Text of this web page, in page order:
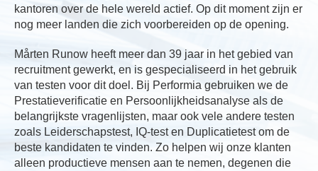
kantoren over de hele wereld actief. Op dit moment zijn er
nog meer landen die zich voorbereiden op de opening.
Mårten Runow heeft meer dan 39 jaar in het gebied van
recruitment gewerkt, en is gespecialiseerd in het gebruik
van testen voor dit doel. Bij Performia gebruiken we de
Prestatieverificatie en Persoonlijkheidsanalyse als de
belangrijkste vragenlijsten, maar ook vele andere testen
zoals Leiderschapstest, IQ-test en Duplicatietest om de
beste kandidaten te vinden. Zo helpen wij onze klanten
alleen productieve mensen aan te nemen, degenen die